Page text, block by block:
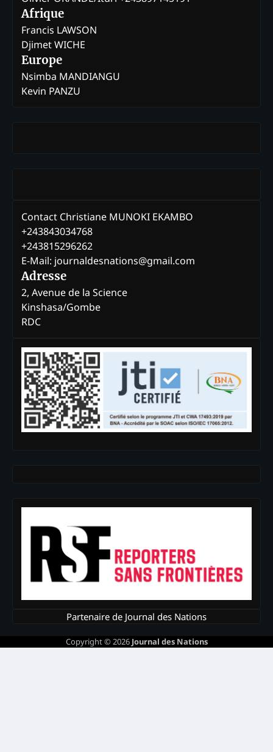
Afrique
Francis LAWSON
Djimet WICHE
Europe
Nsimba MANDIANGU
Kevin PANZU
Contact Christiane MUNOKI EKAMBO
+243843034768
+243815296262
E-Mail: journaldesnations@gmail.com
Adresse
2, Avenue de la Science
Kinshasa/Gombe
RDC
Partenaire de Journal des Nations
Copyright © 2026 Journal des Nations